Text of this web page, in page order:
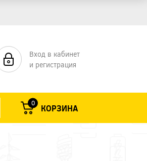
Вход в кабинет
и регистрация
0 КОРЗИНА